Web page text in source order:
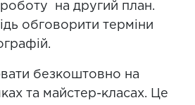
на другий план.
обговорити терміни
безкоштовно на
та майстер-класах. Це